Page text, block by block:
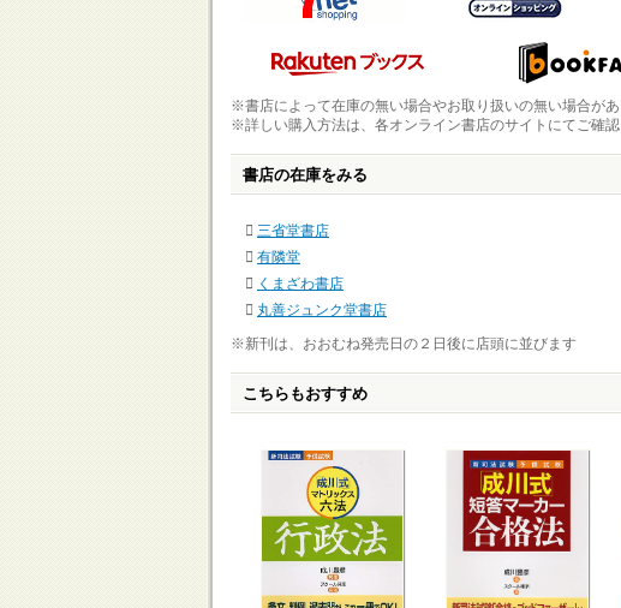
※書店によって在庫の無い場合やお取り扱いの無い場合があ
※詳しい購入方法は、各オンライン書店のサイトにてご確認
書店の在庫をみる
三省堂書店
有隣堂
くまざわ書店
丸善ジュンク堂書店
※新刊は、おおむね発売日の２日後に店頭に並びます
こちらもおすすめ